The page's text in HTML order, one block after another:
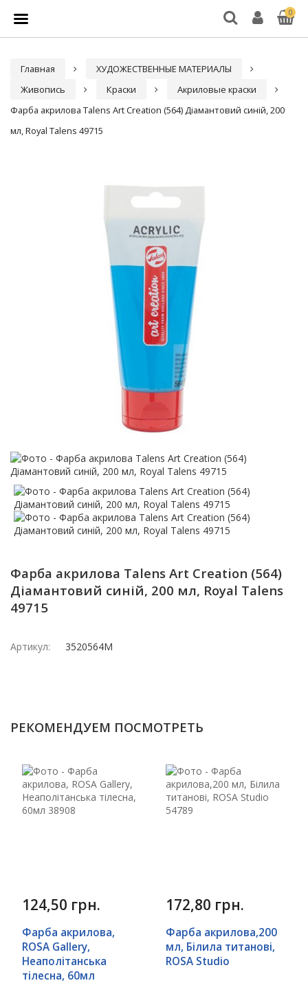
0
Главная
ХУДОЖЕСТВЕННЫЕ МАТЕРИАЛЫ
Живопись
Краски
Акриловые краски
Фарба акрилова Talens Art Creation (564) Діамантовий синій, 200
мл, Royal Talens 49715
Фарба акрилова Talens Art Creation (564)
Діамантовий синій, 200 мл, Royal Talens
49715
Артикул: 3520564M
РЕКОМЕНДУЕМ ПОСМОТРЕТЬ
124,50 грн.
Фарба акрилова,
ROSA Gallery,
Неаполітанська
тілесна, 60мл
172,80 грн.
Фарба акрилова,200
мл, Білила титанові,
ROSA Studio